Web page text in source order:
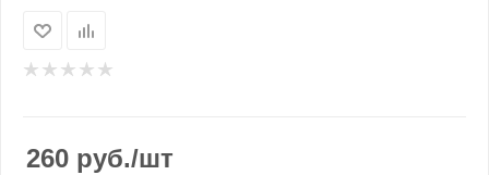
260 руб./шт